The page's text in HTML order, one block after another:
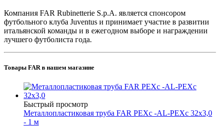
Компания FAR Rubinetterie S.p.A. является спонсором
футбольного клуба Juventus и принимает участие в развитии
итальянской команды и в ежегодном выборе и награждении
лучшего футболиста года.
Товары FAR в нашем магазине
Быстрый просмотр
Металлопластиковая труба FAR PEXc -AL-PEХс 32x3,0
- 1 м